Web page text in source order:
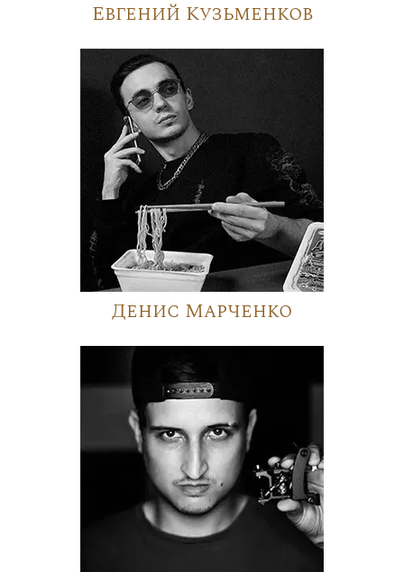
Евгений Кузьменков
Денис Марченко